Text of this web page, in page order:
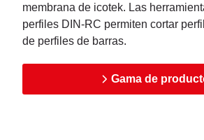
membrana de icotek. Las
perfiles DIN-RC permiten cortar
de perfiles de barras.
Gama de